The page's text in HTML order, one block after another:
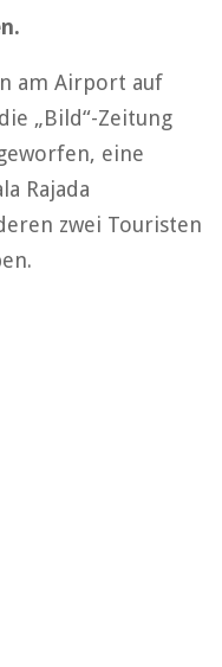
am Airport auf
„Bild“-Zeitung
eine
Rajada
zwei Touristen